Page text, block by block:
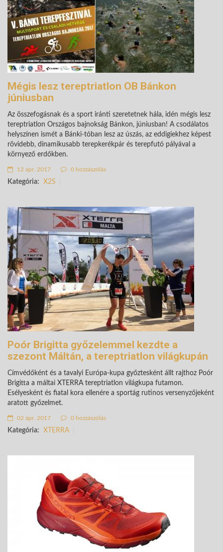
Mégis lesz tereptriatlon OB Bánkon
júniusban
Az összefogásnak és a sport iránti szeretetnek hála, idén mégis lesz
tereptriatlon Országos bajnokság Bánkon, júniusban! A csodálatos
helyszínen ismét a Bánki-tóban lesz az úszás, az eddigiekhez képest
rövidebb, dinamikusabb terepkerékpár és terepfutó pályával a
környező erdőkben.
12 ápr. 2017 0 hozzászólás
Kategória: X2S
Poór Brigitta győzelemmel kezdte a
szezont Máltán, a tereptriatlon világkupán
Címvédőként és a tavalyi Európa-kupa győztesként állt rajthoz Poór
Brigitta a máltai XTERRA tereptriatlon világkupa futamon.
Esélyesként és fiatal kora ellenére a sportág rutinos versenyzőjeként
aratott győzelmet.
02 ápr. 2017 0 hozzászólás
Kategória: XTERRA